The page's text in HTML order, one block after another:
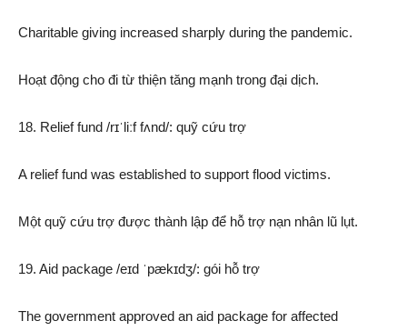
Charitable giving increased sharply during the pandemic.
Hoạt động cho đi từ thiện tăng mạnh trong đại dịch.
18. Relief fund /rɪˈliːf fʌnd/: quỹ cứu trợ
A relief fund was established to support flood victims.
Một quỹ cứu trợ được thành lập để hỗ trợ nạn nhân lũ lụt.
19. Aid package /eɪd ˈpækɪdʒ/: gói hỗ trợ
The government approved an aid package for affected